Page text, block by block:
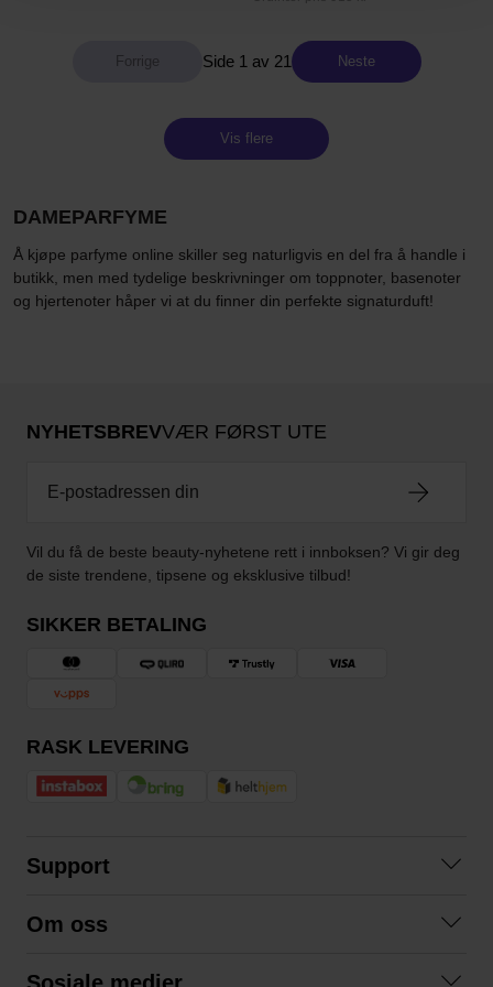
Side 1 av 21 Neste
Vis flere
DAMEPARFYME
Å kjøpe parfyme online skiller seg naturligvis en del fra å handle i
butikk, men med tydelige beskrivninger om toppnoter, basenoter
og hjertenoter håper vi at du finner din perfekte signaturduft!
NYHETSBREVVÆR FØRST UTE
Vil du få de beste beauty-nyhetene rett i innboksen? Vi gir deg
de siste trendene, tipsene og eksklusive tilbud!
SIKKER BETALING
RASK LEVERING
Support
Kjøpsvilkår
Om oss